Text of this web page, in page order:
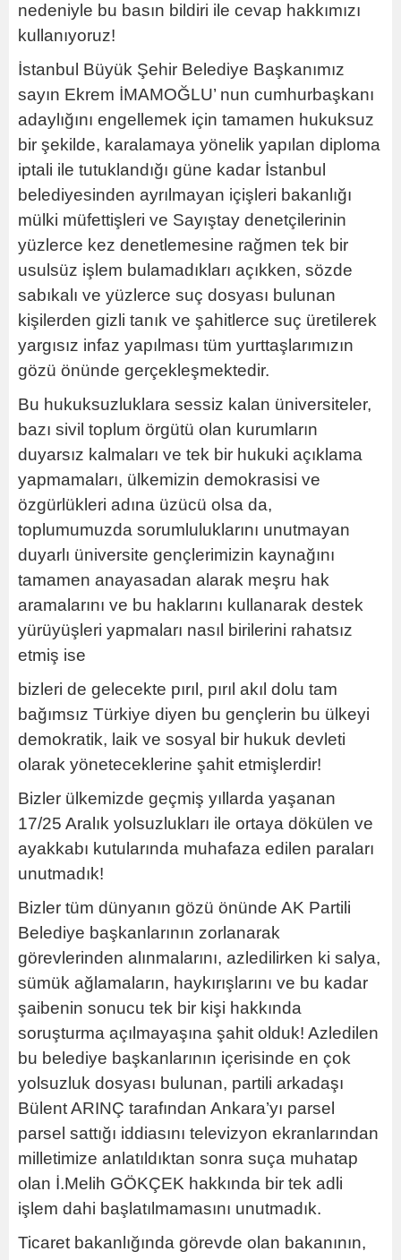
nedeniyle bu basın bildiri ile cevap hakkımızı
kullanıyoruz!
İstanbul Büyük Şehir Belediye Başkanımız
sayın Ekrem İMAMOĞLU’ nun cumhurbaşkanı
adaylığını engellemek için tamamen hukuksuz
bir şekilde, karalamaya yönelik yapılan diploma
iptali ile tutuklandığı güne kadar İstanbul
belediyesinden ayrılmayan içişleri bakanlığı
mülki müfettişleri ve Sayıştay denetçilerinin
yüzlerce kez denetlemesine rağmen tek bir
usulsüz işlem bulamadıkları açıkken, sözde
sabıkalı ve yüzlerce suç dosyası bulunan
kişilerden gizli tanık ve şahitlerce suç üretilerek
yargısız infaz yapılması tüm yurttaşlarımızın
gözü önünde gerçekleşmektedir.
Bu hukuksuzluklara sessiz kalan üniversiteler,
bazı sivil toplum örgütü olan kurumların
duyarsız kalmaları ve tek bir hukuki açıklama
yapmamaları, ülkemizin demokrasisi ve
özgürlükleri adına üzücü olsa da,
toplumumuzda sorumluluklarını unutmayan
duyarlı üniversite gençlerimizin kaynağını
tamamen anayasadan alarak meşru hak
aramalarını ve bu haklarını kullanarak destek
yürüyüşleri yapmaları nasıl birilerini rahatsız
etmiş ise
bizleri de gelecekte pırıl, pırıl akıl dolu tam
bağımsız Türkiye diyen bu gençlerin bu ülkeyi
demokratik, laik ve sosyal bir hukuk devleti
olarak yöneteceklerine şahit etmişlerdir!
Bizler ülkemizde geçmiş yıllarda yaşanan
17/25 Aralık yolsuzlukları ile ortaya dökülen ve
ayakkabı kutularında muhafaza edilen paraları
unutmadık!
Bizler tüm dünyanın gözü önünde AK Partili
Belediye başkanlarının zorlanarak
görevlerinden alınmalarını, azledilirken ki salya,
sümük ağlamaların, haykırışlarını ve bu kadar
şaibenin sonucu tek bir kişi hakkında
soruşturma açılmayaşına şahit olduk! Azledilen
bu belediye başkanlarının içerisinde en çok
yolsuzluk dosyası bulunan, partili arkadaşı
Bülent ARINÇ tarafından Ankara’yı parsel
parsel sattığı iddiasını televizyon ekranlarından
milletimize anlatıldıktan sonra suça muhatap
olan İ.Melih GÖKÇEK hakkında bir tek adli
işlem dahi başlatılmamasını unutmadık.
Ticaret bakanlığında görevde olan bakanının,